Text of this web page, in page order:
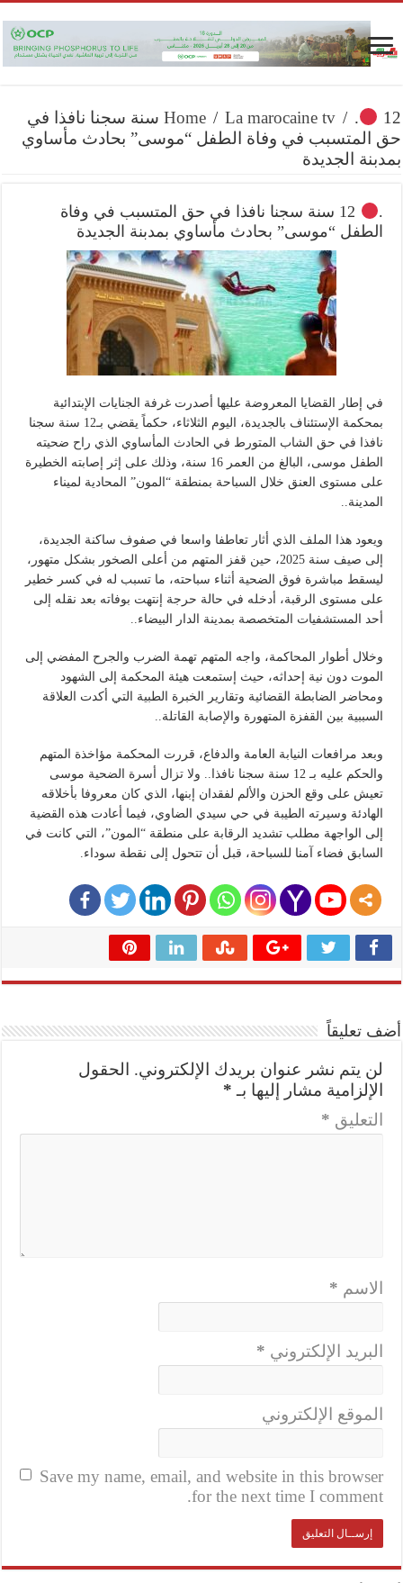
Home / La marocaine tv / .
12 سنة سجنا نافذا في
حق المتسبب في وفاة الطفل “موسى” بحادث مأساوي
بمدبنة الجديدة
.
12 سنة سجنا نافذا في حق المتسبب في وفاة
الطفل “موسى” بحادث مأساوي بمدبنة الجديدة
في إطار القضايا المعروضة عليها أصدرت غرفة الجنايات الإبتدائية
بمحكمة الإستئناف بالجديدة، اليوم الثلاثاء، حكماً يقضي بـ12 سنة سجنا
نافذا في حق الشاب المتورط في الحادث المأساوي الذي راح ضحيته
الطفل موسى، البالغ من العمر 16 سنة، وذلك على إثر إصابته الخطيرة
على مستوى العنق خلال السباحة بمنطقة “المون” المحادية لميناء
المدينة..
ويعود هذا الملف الذي أثار تعاطفا واسعا في صفوف ساكنة الجديدة،
إلى صيف سنة 2025، حين قفز المتهم من أعلى الصخور بشكل متهور،
ليسقط مباشرة فوق الضحية أثناء سباحته، ما تسبب له في كسر خطير
على مستوى الرقبة، أدخله في حالة حرجة إنتهت بوفاته بعد نقله إلى
أحد المستشفيات المتخصصة بمدينة الدار البيضاء..
وخلال أطوار المحاكمة، واجه المتهم تهمة الضرب والجرح المفضي إلى
الموت دون نية إحداثه، حيث إستمعت هيئة المحكمة إلى الشهود
ومحاضر الضابطة القضائية وتقارير الخبرة الطبية التي أكدت العلاقة
السببية بين القفزة المتهورة والإصابة القاتلة..
وبعد مرافعات النيابة العامة والدفاع، قررت المحكمة مؤاخذة المتهم
والحكم عليه بـ 12 سنة سجنا نافذا.. ولا تزال أسرة الضحية موسى
تعيش على وقع الحزن والألم لفقدان إبنها، الذي كان معروفا بأخلاقه
الهادئة وسيرته الطيبة في حي سيدي الضاوي، فيما أعادت هذه القضية
إلى الواجهة مطلب تشديد الرقابة على منطقة “المون”، التي كانت في
السابق فضاء آمنا للسباحة، قبل أن تتحول إلى نقطة سوداء.
أضف تعليقاً
لن يتم نشر عنوان بريدك الإلكتروني.
الحقول
الإلزامية مشار إليها بـ *
التعليق *
الاسم *
البريد الإلكتروني *
الموقع الإلكتروني
Save my name, email, and website in this browser
for the next time I comment.